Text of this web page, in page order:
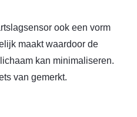
ook een vorm
maakt waardoor de
kan minimaliseren.
van gemerkt.